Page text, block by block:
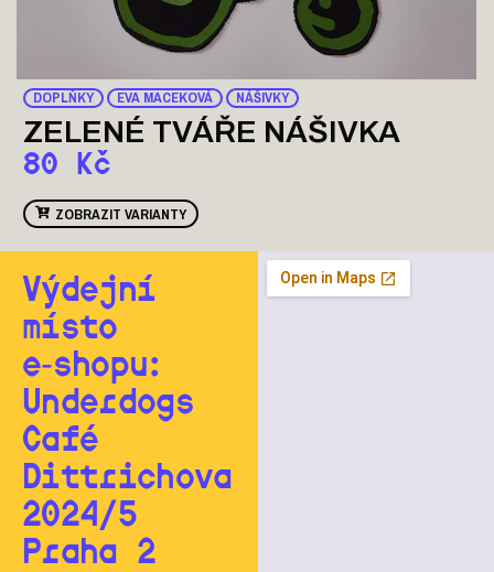
DOPLŇKY EVA MACEKOVÁ NÁŠIVKY
ZELENÉ TVÁŘE NÁŠIVKA
80 Kč
ZOBRAZIT VARIANTY
Výdejní
místo
e‑shopu:
Underdogs
Café
Dittrichova
2024/5
Praha 2